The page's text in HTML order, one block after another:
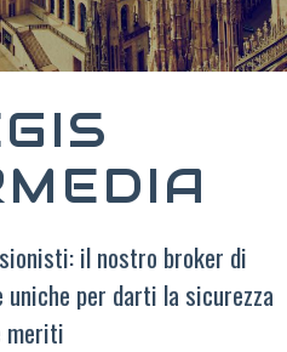
il nostro broker di
per darti la sicurezza
meriti